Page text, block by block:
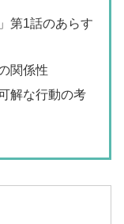
第1話のあらす
関係性
解な行動の考